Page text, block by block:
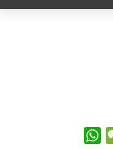
W
h